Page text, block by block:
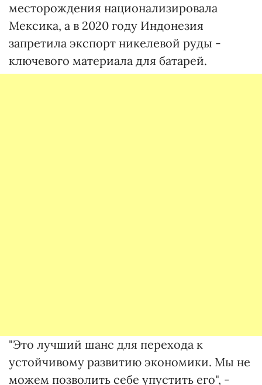
месторождения национализировала
Мексика, а в 2020 году Индонезия
запретила экспорт никелевой руды -
ключевого материала для батарей.
"Это лучший шанс для перехода к
устойчивому развитию экономики. Мы не
можем позволить себе упустить его", -